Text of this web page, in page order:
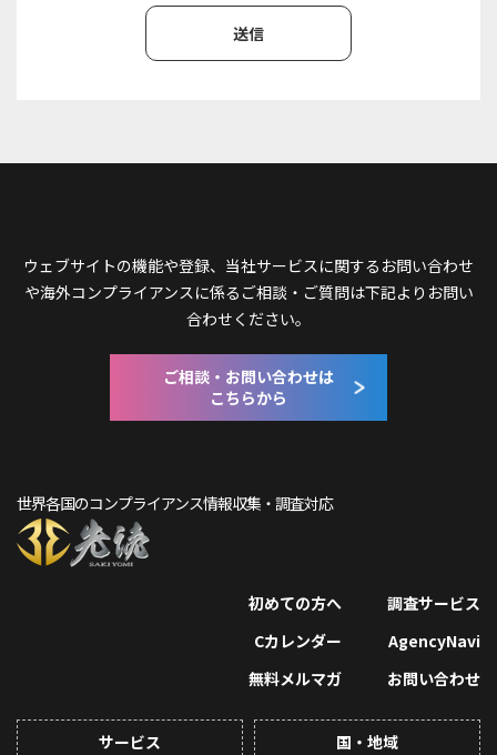
ウェブサイトの機能や登録、当社サービスに関するお問い合わせ
や海外コンプライアンスに係るご相談・ご質問は下記よりお問い
合わせください。
ご相談・お問い合わせは
こちらから
世界各国のコンプライアンス情報収集・調査対応
初めての方へ
調査サービス
Cカレンダー
AgencyNavi
無料メルマガ
お問い合わせ
サービス 国・地域